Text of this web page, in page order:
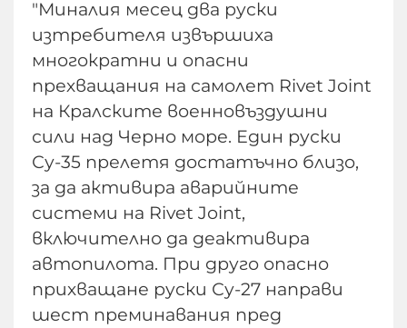
"Миналия месец два руски
изтребителя извършиха
многократни и опасни
прехващания на самолет Rivet Joint
на Кралските военновъздушни
сили над Черно море. Един руски
Су-35 прелетя достатъчно близо,
за да активира аварийните
системи на Rivet Joint,
включително да деактивира
автопилота. При друго опасно
прихващане руски Су-27 направи
шест преминавания пред